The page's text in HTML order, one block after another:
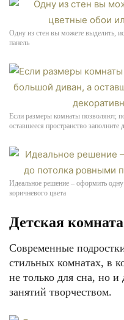
Одну из стен вы можете выделить,
панель
Если размеры комнаты позволяют,
оставшееся пространство
Идеальное решение – оформить
коричневого цвета
Детская
Современные
стильных комнатах, в
не только для сна, но
занятий творчеством.